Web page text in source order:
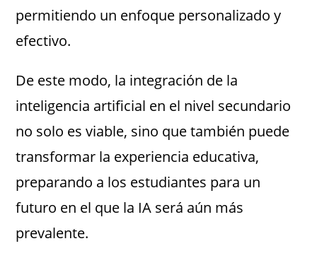
permitiendo un enfoque personalizado y
efectivo.
De este modo, la integración de la
inteligencia artificial en el nivel secundario
no solo es viable, sino que también puede
transformar la experiencia educativa,
preparando a los estudiantes para un
futuro en el que la IA será aún más
prevalente.